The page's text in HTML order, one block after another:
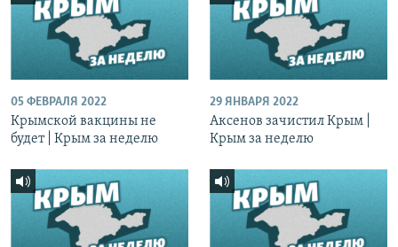
05 ФЕВРАЛЯ 2022
Крымской вакцины не
будет | Крым за неделю
29 ЯНВАРЯ 2022
Аксенов зачистил Крым |
Крым за неделю